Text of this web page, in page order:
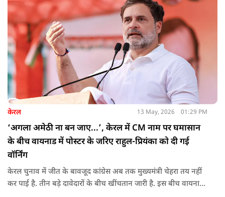
केरल 13 May, 2026 01:29 PM
‘अगला अमेठी ना बन जाए...’, केरल में CM नाम पर घमासान
के बीच वायनाड में पोस्टर के जरिए राहुल-प्रियंका को दी गई
वॉर्निंग
केरल चुनाव में जीत के बावजूद कांग्रेस अब तक मुख्यमंत्री चेहरा तय नहीं
कर पाई है. तीन बड़े दावेदारों के बीच खींचतान जारी है. इस बीच वायनाड